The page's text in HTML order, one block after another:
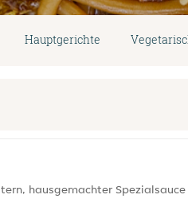
Hauptgerichte
hausgemachter